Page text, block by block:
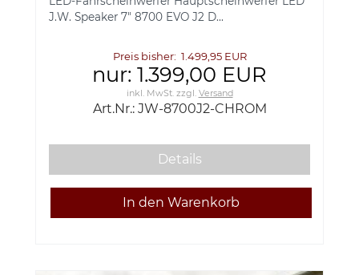
Prüfzeichen - CHROM
J.W. Speaker 7" 8700 EVO J2 D...
Preis bisher: 1.499,95 EUR
nur: 1.399,00 EUR
inkl. MwSt.zzgl. Versand
Art.Nr.: JW-8700J2-CHROM
Details